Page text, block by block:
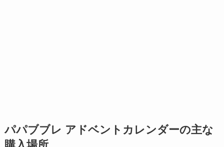
パパブブレ アドベントカレンダーの主な